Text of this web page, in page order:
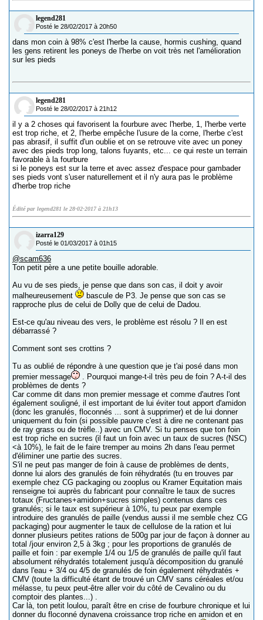
legend281
Posté le 28/02/2017 à 20h50
dans mon coin à 98% c'est l'herbe la cause, hormis cushing, quand
les gens retirent les poneys de l'herbe on voit très net l'amélioration
sur les pieds
legend281
Posté le 28/02/2017 à 21h12
il y a 2 choses qui favorisent la fourbure avec l'herbe, 1, l'herbe verte
est trop riche, et 2, l'herbe empêche l'usure de la corne, l'herbe c'est
pas abrasif, il suffit d'un oublie et on se retrouve vite avec un poney
avec des pieds trop long, talons fuyants, etc... ce qui reste un terrain
favorable à la fourbure
si le poneys est sur la terre et avec assez d'espace pour gambader
ses pieds vont s'user naturellement et il n'y aura pas le problème
d'herbe trop riche
Édité par legend281 le 28-02-2017 à 21h13
izarra129
Posté le 01/03/2017 à 01h15
@scam636
Ton petit père a une petite bouille adorable.
Au vu de ses pieds, je pense que dans son cas, il doit y avoir
malheureusement
bascule de P3. Je pense que son cas se
rapproche plus de celui de Dolly que de celui de Dadou.
Est-ce qu'au niveau des vers, le problème est résolu ? Il en est
débarrassé ?
Comment sont ses crottins ?
Tu as oublié de répondre à une question que je t'ai posé dans mon
premier message
. Pourquoi mange-t-il très peu de foin ? A-t-il des
problèmes de dents ?
Car comme dit dans mon premier message et comme d'autres l'ont
également souligné, il est important de lui éviter tout apport d'amidon
(donc les granulés, floconnés ... sont à supprimer) et de lui donner
uniquement du foin (si possible pauvre c'est à dire ne contenant pas
de ray grass ou de trèfle..) avec un CMV. Si tu penses que ton foin
est trop riche en sucres (il faut un foin avec un taux de sucres (NSC)
<à 10%), le fait de le faire tremper au moins 2h dans l'eau permet
d'éliminer une partie des sucres.
S'il ne peut pas manger de foin à cause de problèmes de dents,
donne lui alors des granulés de foin réhydratés (tu en trouves par
exemple chez CG packaging ou zooplus ou Kramer Equitation mais
renseigne toi auprès du fabricant pour connaître le taux de sucres
totaux (Fructanes+amidon+sucres simples) contenus dans ces
granulés; si le taux est supérieur à 10%, tu peux par exemple
introduire des granulés de paille (vendus aussi il me semble chez CG
packaging) pour augmenter le taux de cellulose de la ration et lui
donner plusieurs petites rations de 500g par jour de façon à donner au
total /jour environ 2,5 à 3kg ; pour les proportions de granulés de
paille et foin : par exemple 1/4 ou 1/5 de granulés de paille qu'il faut
absolument réhydratés totalement jusqu'à décomposition du granulé
dans l'eau + 3/4 ou 4/5 de granulés de foin également réhydratés +
CMV (toute la difficulté étant de trouvé un CMV sans céréales et/ou
mélasse, tu peux peut-être aller voir du côté de Cevalino ou du
comptoir des plantes...) .
Car là, ton petit loulou, paraît être en crise de fourbure chronique et lui
donner du floconné dynavena croissance trop riche en amidon et en